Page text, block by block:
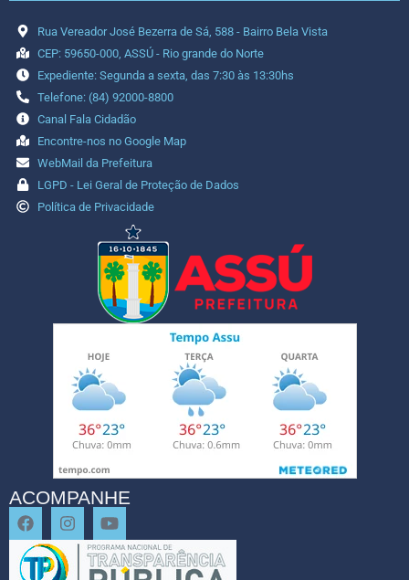
Rua Vereador José Bezerra de Sá, 588 - Bairro Bela Vista
CEP: 59650-000, ASSÚ - Rio grande do Norte
Expediente: Segunda a sexta, das 7:30 às 13:30hs
Telefone: (84) 92000-8800
Canal Fala Cidadão
Encontre-nos no Google Map
WebMail da Prefeitura
LGPD - Lei Geral de Proteção de Dados
Política de Privacidade
ACOMPANHE